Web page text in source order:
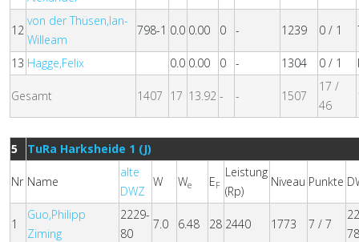
12
von der Thüsen,Ian-
Willeam
798-1 0.0 0.00 0 - 1239 0 / 1
13 Hagge,Felix 0.0 0.00 0 - 1304 0 / 1
Gesamt 1407 17 13.92 - - 1507
17 /
46
5 TuRa Harksheide 1 (J)
Nr Name
alte
DWZ
W We EF
Leistung
(Rp)
Niveau Punkte
1
Guo,Philipp
Ziming
2229-
80
7.0 6.48 28 2440 1773 7 / 7